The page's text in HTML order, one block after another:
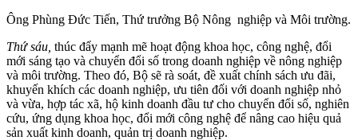
Ông Phùng Đức Tiến, Thứ trưởng Bộ Nông nghiệp và Môi trường.
Thứ sáu, thúc đẩy mạnh mẽ hoạt động khoa học, công nghệ, đổi
mới sáng tạo và chuyển đổi số trong doanh nghiệp về nông nghiệp
và môi trường. Theo đó, Bộ sẽ rà soát, đề xuất chính sách ưu đãi,
khuyến khích các doanh nghiệp, ưu tiên đối với doanh nghiệp nhỏ
và vừa, hợp tác xã, hộ kinh doanh đầu tư cho chuyển đổi số, nghiên
cứu, ứng dụng khoa học, đổi mới công nghệ để nâng cao hiệu quả
sản xuất kinh doanh, quản trị doanh nghiệp.